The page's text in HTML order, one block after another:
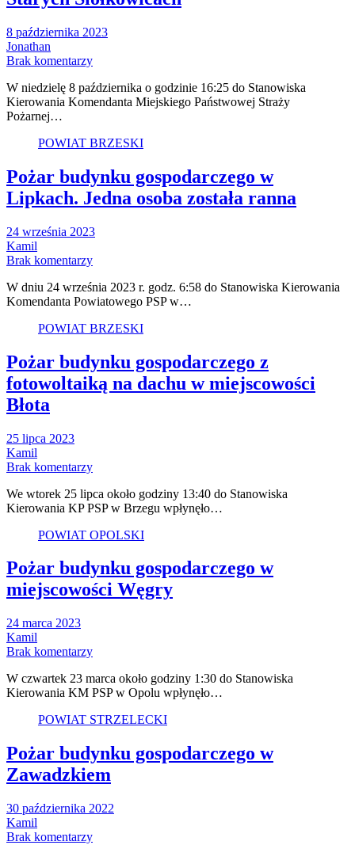
8 października 2023
Jonathan
Brak komentarzy
W niedzielę 8 października o godzinie 16:25 do Stanowiska
Kierowania Komendanta Miejskiego Państwowej Straży
Pożarnej…
POWIAT BRZESKI
Pożar budynku gospodarczego w
Lipkach. Jedna osoba została ranna
24 września 2023
Kamil
Brak komentarzy
W dniu 24 września 2023 r. godz. 6:58 do Stanowiska Kierowania
Komendanta Powiatowego PSP w…
POWIAT BRZESKI
Pożar budynku gospodarczego z
fotowoltaiką na dachu w miejscowości
Błota
25 lipca 2023
Kamil
Brak komentarzy
We wtorek 25 lipca około godziny 13:40 do Stanowiska
Kierowania KP PSP w Brzegu wpłynęło…
POWIAT OPOLSKI
Pożar budynku gospodarczego w
miejscowości Węgry
24 marca 2023
Kamil
Brak komentarzy
W czwartek 23 marca około godziny 1:30 do Stanowiska
Kierowania KM PSP w Opolu wpłynęło…
POWIAT STRZELECKI
Pożar budynku gospodarczego w
Zawadzkiem
30 października 2022
Kamil
Brak komentarzy